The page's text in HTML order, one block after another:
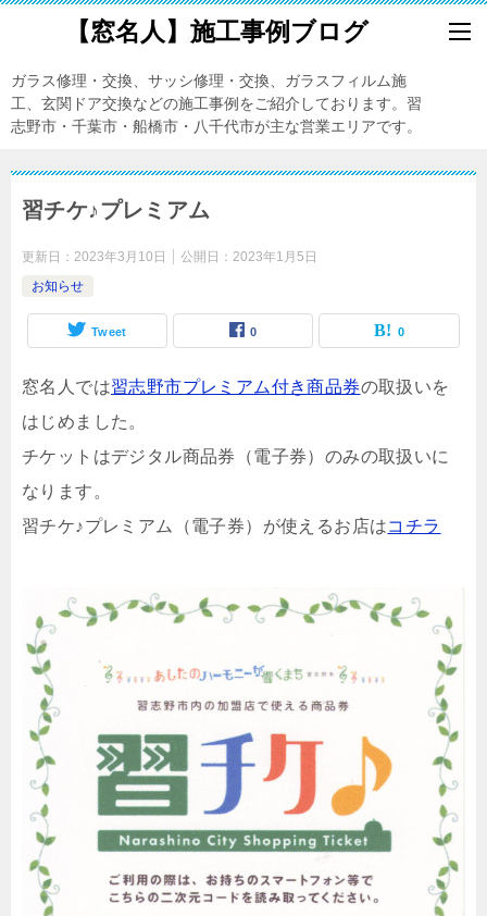
【窓名人】施工事例ブログ
ガラス修理・交換、サッシ修理・交換、ガラスフィルム施
工、玄関ドア交換などの施工事例をご紹介しております。習
志野市・千葉市・船橋市・八千代市が主な営業エリアです。
習チケ♪プレミアム
更新日： 2023年3月10日 公開日： 2023年1月5日
お知らせ
Tweet 0 0
窓名人では習志野市プレミアム付き商品券の取扱いを
はじめました。
チケットはデジタル商品券（電子券）のみの取扱いに
なります。
習チケ♪プレミアム（電子券）が使えるお店はコチラ